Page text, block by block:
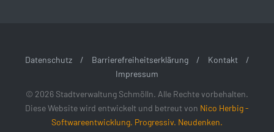
Datenschutz / Barrierefreiheitserklärung / Kontakt
/
Impressum
© 2026 Stadtverwaltung Schmölln. Alle Rechte vorbehalten.
Diese Website wird entwickelt und betreut von Nico Herbig -
Softwareentwicklung. Progressiv. Neudenken.